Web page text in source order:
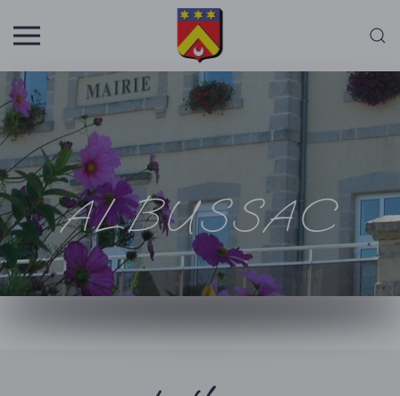
Skip to main content
ALBUSSAC